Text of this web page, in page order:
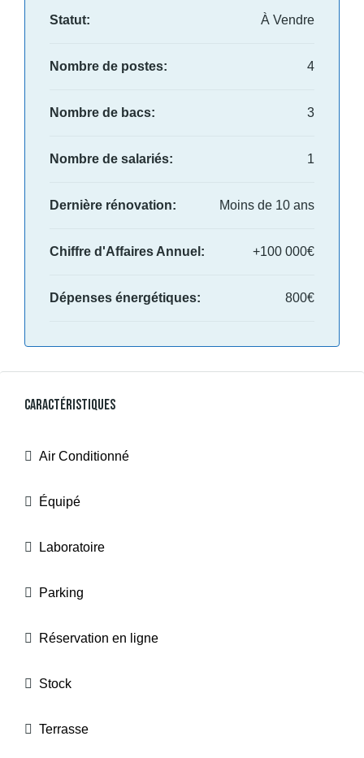
Statut: À Vendre
Nombre de postes: 4
Nombre de bacs: 3
Nombre de salariés: 1
Dernière rénovation: Moins de 10 ans
Chiffre d'Affaires Annuel: +100 000€
Dépenses énergétiques: 800€
Caractéristiques
Air Conditionné
Équipé
Laboratoire
Parking
Réservation en ligne
Stock
Terrasse